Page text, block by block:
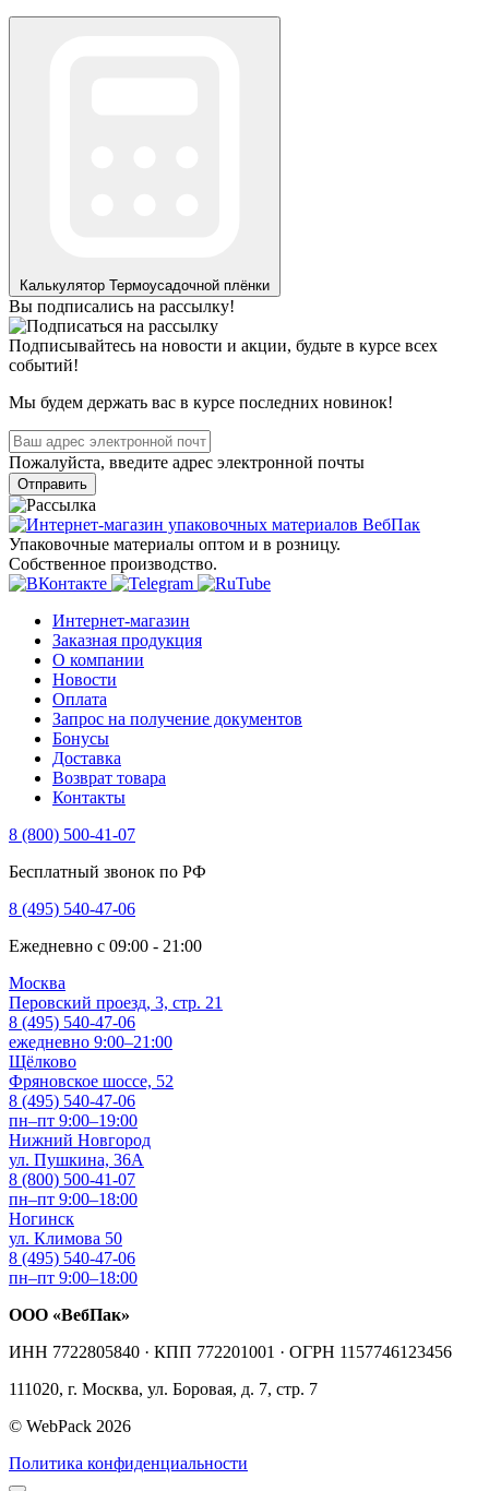
Калькулятор Термоусадочной плёнки
Вы подписались на рассылку!
Подписывайтесь на новости и акции, будьте в курсе всех
событий!
Мы будем держать вас в курсе последних новинок!
Пожалуйста, введите адрес электронной почты
Отправить
Упаковочные материалы оптом и в розницу.
Собственное производство.
Интернет-магазин
Заказная продукция
О компании
Новости
Оплата
Запрос на получение документов
Бонусы
Доставка
Возврат товара
Контакты
8 (800) 500-41-07
Бесплатный звонок по РФ
8 (495) 540-47-06
Ежедневно с 09:00 - 21:00
Москва
Перовский проезд, 3, стр. 21
8 (495) 540-47-06
ежедневно 9:00–21:00
Щёлково
Фряновское шоссе, 52
8 (495) 540-47-06
пн–пт 9:00–19:00
Нижний Новгород
ул. Пушкина, 36А
8 (800) 500-41-07
пн–пт 9:00–18:00
Ногинск
ул. Климова 50
8 (495) 540-47-06
пн–пт 9:00–18:00
ООО «ВебПак»
ИНН 7722805840 · КПП 772201001 · ОГРН 1157746123456
111020, г. Москва, ул. Боровая, д. 7, стр. 7
© WebPack 2026
Политика конфиденциальности